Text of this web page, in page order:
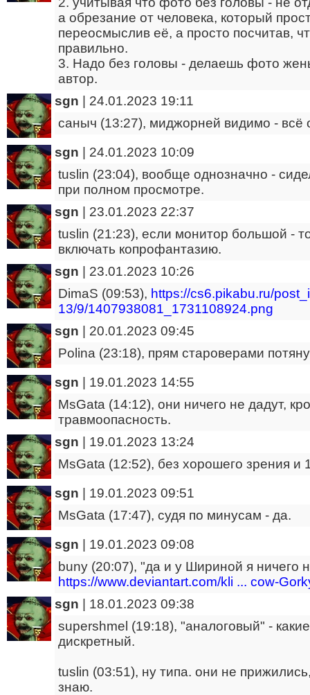
а обрезание от человека, который
переосмыслив её, а просто посчитав,
правильно.
3. Надо без головы - делаешь фото
автор.
sgn
24.01.2023 19:11
саныч (13:27), миджорней видимо - всё
sgn
24.01.2023 10:09
tuslin (23:04), вообще однозначно -
при полном просмотре.
sgn
23.01.2023 22:37
tuslin (21:23), если монитор большой -
включать копрофантазию.
sgn
23.01.2023 10:26
DimaS (09:53), https://cs6.pikabu.ru/
13/9/1407938081_1731108924.png
sgn
20.01.2023 09:45
Polina (23:18), прям староверами
sgn
19.01.2023 14:55
MsGata (14:12), они ничего не дадут,
травмоопасность.
sgn
19.01.2023 13:24
MsGata (12:52), без хорошего зрения
sgn
19.01.2023 09:51
MsGata (17:47), судя по минусам - да.
sgn
19.01.2023 09:08
buny (20:07), "да и у Шириной я ничего
https://www.deviantart.com/kli ... cow-
sgn
18.01.2023 09:38
supershmel (19:18), "аналоговый" -
дискретный.
tuslin (03:51), ну типа. они не
знаю.